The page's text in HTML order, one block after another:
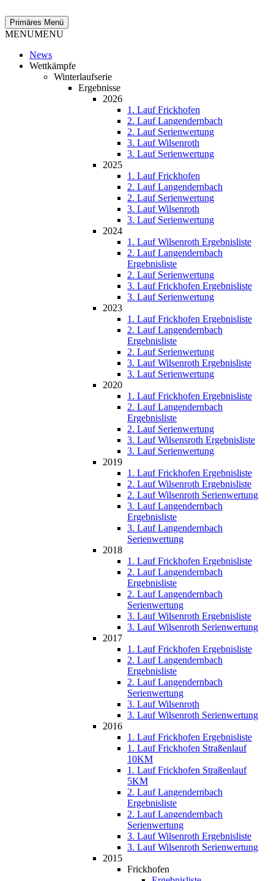
Inhalt
springen
Suchen
Primäres Menü
MENUMENU
News
Wettkämpfe
Winterlaufserie
Ergebnisse
2026
1. Lauf Frickhofen
2. Lauf Langendernbach
2. Lauf Serienwertung
3. Lauf Wilsenroth
3. Lauf Serienwertung
2025
1. Lauf Frickhofen
2. Lauf Langendernbach
2. Lauf Serienwertung
3. Lauf Wilsenroth
3. Lauf Serienwertung
2024
1. Lauf Wilsenroth Ergebnisliste
2. Lauf Langendernbach
Ergebnisliste
2. Lauf Serienwertung
3. Lauf Frickhofen Ergebnisliste
3. Lauf Serienwertung
2023
1. Lauf Frickhofen Ergebnisliste
2. Lauf Langendernbach
Ergebnisliste
2. Lauf Serienwertung
3. Lauf Wilsenroth Ergebnisliste
3. Lauf Serienwertung
2020
1. Lauf Frickhofen Ergebnisliste
2. Lauf Langendernbach
Ergebnisliste
2. Lauf Serienwertung
3. Lauf Wilsensroth Ergebnisliste
3. Lauf Serienwertung
2019
1. Lauf Frickhofen Ergebnisliste
2. Lauf Wilsenroth Ergebnisliste
2. Lauf Wilsenroth Serienwertung
3. Lauf Langendernbach
Ergebnisliste
3. Lauf Langendernbach
Serienwertung
2018
1. Lauf Frickhofen Ergebnisliste
2. Lauf Langendernbach
Ergebnisliste
2. Lauf Langendernbach
Serienwertung
3. Lauf Wilsenroth Ergebnisliste
3. Lauf Wilsenroth Serienwertung
2017
1. Lauf Frickhofen Ergebnisliste
2. Lauf Langendernbach
Ergebnisliste
2. Lauf Langendernbach
Serienwertung
3. Lauf Wilsenroth
3. Lauf Wilsenroth Serienwertung
2016
1. Lauf Frickhofen Ergebnisliste
1. Lauf Frickhofen Straßenlauf
10KM
1. Lauf Frickhofen Straßenlauf
5KM
2. Lauf Langendernbach
Ergebnisliste
2. Lauf Langendernbach
Serienwertung
3. Lauf Wilsenroth Ergebnisliste
3. Lauf Wilsenroth Serienwertung
2015
Frickhofen